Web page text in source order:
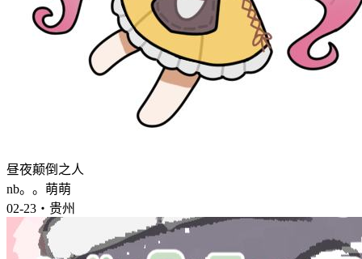
昼夜颠倒之人
nb。。萌萌
02-23・贵州